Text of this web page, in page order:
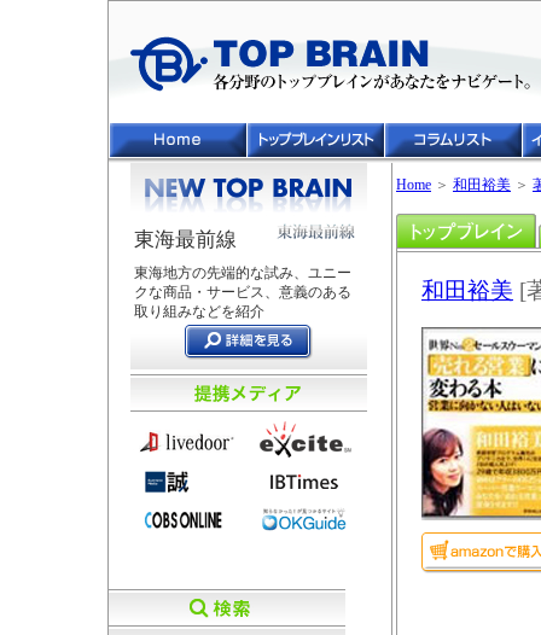
東海最前線
東海地方の先端的な試み、ユニー
クな商品・サービス、意義のある
取り組みなどを紹介
Home ＞ 和田裕美 ＞
和田裕美 [